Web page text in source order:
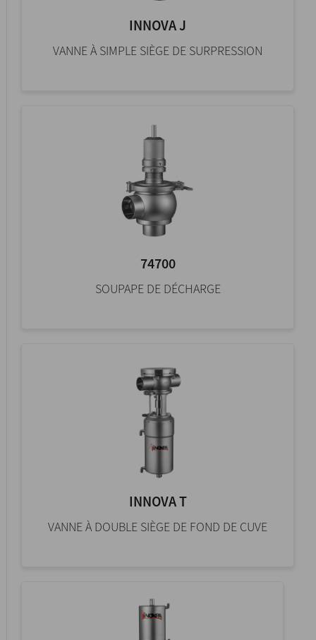
INNOVA J
VANNE À SIMPLE SIÈGE DE SURPRESSION
74700
SOUPAPE DE DÉCHARGE
INNOVA T
VANNE À DOUBLE SIÈGE DE FOND DE CUVE